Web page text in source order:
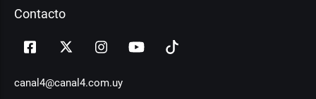
Contacto
canal4@canal4.com.uy